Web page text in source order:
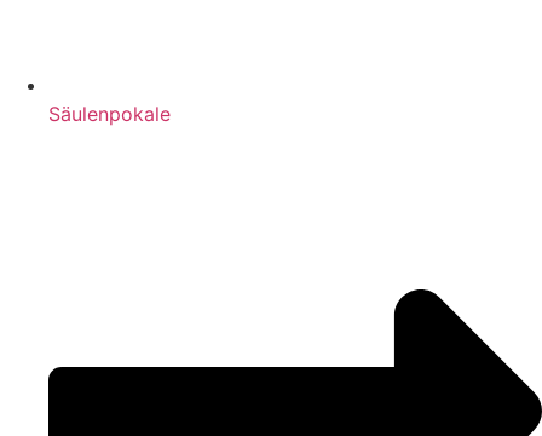
Säulenpokale